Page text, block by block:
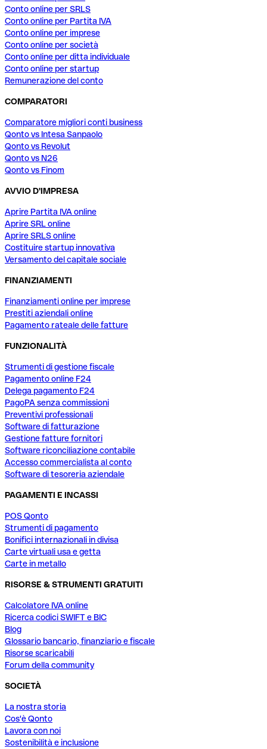
Conto online per SRLS
Conto online per Partita IVA
Conto online per imprese
Conto online per società
Conto online per ditta individuale
Conto online per startup
Remunerazione del conto
COMPARATORI
Comparatore migliori conti business
Qonto vs Intesa Sanpaolo
Qonto vs Revolut
Qonto vs N26
Qonto vs Finom
AVVIO D'IMPRESA
Aprire Partita IVA online
Aprire SRL online
Aprire SRLS online
Costituire startup innovativa
Versamento del capitale sociale
FINANZIAMENTI
Finanziamenti online per imprese
Prestiti aziendali online
Pagamento rateale delle fatture
FUNZIONALITÀ
Strumenti di gestione fiscale
Pagamento online F24
Delega pagamento F24
PagoPA senza commissioni
Preventivi professionali
Software di fatturazione
Gestione fatture fornitori
Software riconciliazione contabile
Accesso commercialista al conto
Software di tesoreria aziendale
PAGAMENTI E INCASSI
POS Qonto
Strumenti di pagamento
Bonifici internazionali in divisa
Carte virtuali usa e getta
Carte in metallo
RISORSE & STRUMENTI GRATUITI
Calcolatore IVA online
Ricerca codici SWIFT e BIC
Blog
Glossario bancario, finanziario e fiscale
Risorse scaricabili
Forum della community
SOCIETÀ
La nostra storia
Cos'è Qonto
Lavora con noi
Sostenibilità e inclusione